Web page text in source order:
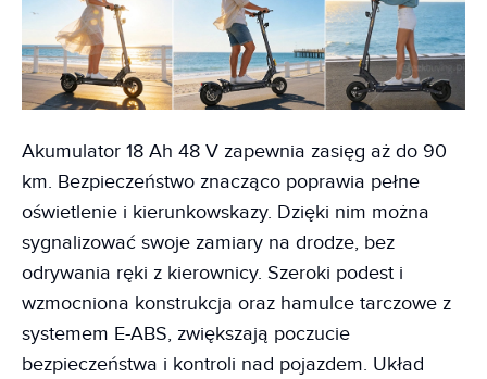
Akumulator 18 Ah 48 V zapewnia zasięg aż do 90
km. Bezpieczeństwo znacząco poprawia pełne
oświetlenie i kierunkowskazy. Dzięki nim można
sygnalizować swoje zamiary na drodze, bez
odrywania ręki z kierownicy. Szeroki podest i
wzmocniona konstrukcja oraz hamulce tarczowe z
systemem E-ABS, zwiększają poczucie
bezpieczeństwa i kontroli nad pojazdem. Układ